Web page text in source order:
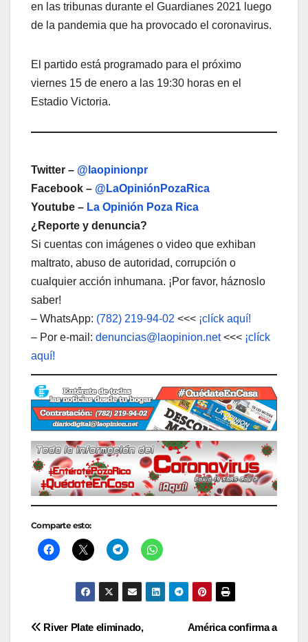
en las tribunas durante el Guardianes 2021 luego
de la pandemia que ha provocado el coronavirus.
El partido está programado para el próximo
viernes 15 de enero a las 19:30 horas en el
Estadio Victoria.
Twitter – @laopinionpr
Facebook – @LaOpiniónPozaRica
Youtube – La Opinión Poza Rica
¿Reporte y denuncia?
Si cuentas con imágenes o video que exhiban
maltrato, abuso de autoridad, corrupción o
cualquier acción inhumana. ¡Por favor, háznoslo
saber!
– WhatsApp: (782) 219-94-02 <<< ¡clíck aquí!
– Por e-mail: denuncias@laopinion.net<<< ¡clíck
aquí!
Comparte esto:
Navegación
América confirma a
River Plate eliminado,